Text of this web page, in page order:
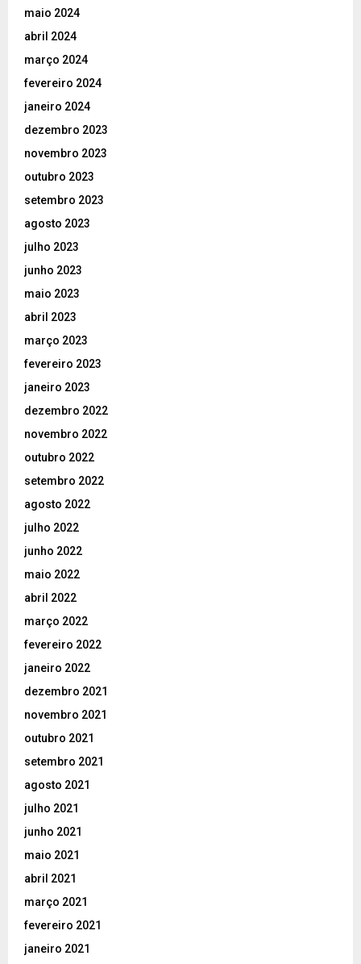
maio 2024
abril 2024
março 2024
fevereiro 2024
janeiro 2024
dezembro 2023
novembro 2023
outubro 2023
setembro 2023
agosto 2023
julho 2023
junho 2023
maio 2023
abril 2023
março 2023
fevereiro 2023
janeiro 2023
dezembro 2022
novembro 2022
outubro 2022
setembro 2022
agosto 2022
julho 2022
junho 2022
maio 2022
abril 2022
março 2022
fevereiro 2022
janeiro 2022
dezembro 2021
novembro 2021
outubro 2021
setembro 2021
agosto 2021
julho 2021
junho 2021
maio 2021
abril 2021
março 2021
fevereiro 2021
janeiro 2021